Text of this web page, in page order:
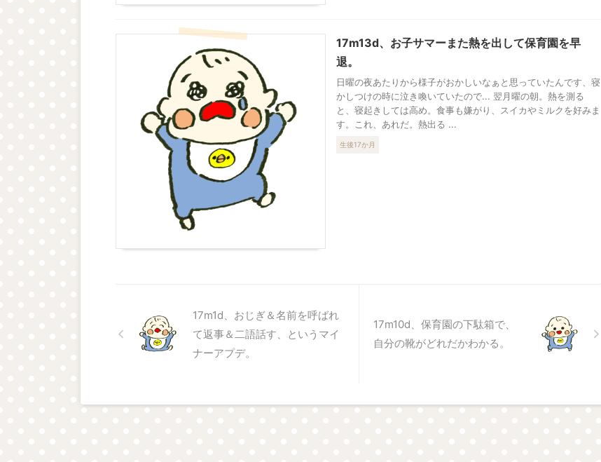
17m13d、お子サマーまた熱を出して保育園を早
退。
日曜の夜あたりから様子がおかしいなぁと思っていたんです、寝
かしつけの時に泣き喚いていたので... 翌月曜の朝。熱を測る
と、寝起きしては高め。食事も嫌がり、スイカやミルクを好みま
す。これ、あれだ。熱出る ...
生後17か月
17m1d、おじぎ＆名前を呼ばれ
て返事＆二語話す、というマイ
ナーアプデ。
17m10d、保育園の下駄箱で、
自分の靴がどれだかわかる。